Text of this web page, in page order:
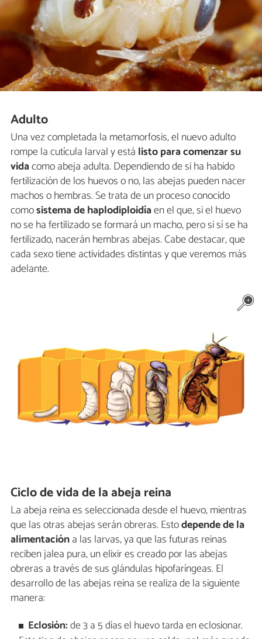
Adulto
Una vez completada la metamorfosis, el nuevo adulto
rompe la cutícula larval y está listo para comenzar su
vidacomo abeja adulta. Dependiendo de si ha habido
fertilización de los huevos o no, las abejas pueden nacer
machos o hembras. Se trata de un proceso conocido
comosistema de haplodiploidíaen el que, si el huevo
no se ha fertilizado se formará un macho, pero si sí se ha
fertilizado, nacerán hembras abejas. Cabe destacar, que
cada sexo tiene actividades distintas y que veremos más
adelante.
Ciclo de vida de la abeja reina
La abeja reina es seleccionada desde el huevo, mientras
que las otras abejas serán obreras. Estodepende de la
alimentacióna las larvas, ya que las futuras reinas
reciben jalea pura, un elixir es creado por las abejas
obreras a través de sus glándulas hipofaríngeas. El
desarrollo de las abejas reina se realiza de la siguiente
manera:
Eclosión:de 3 a 5 días el huevo tarda en eclosionar.